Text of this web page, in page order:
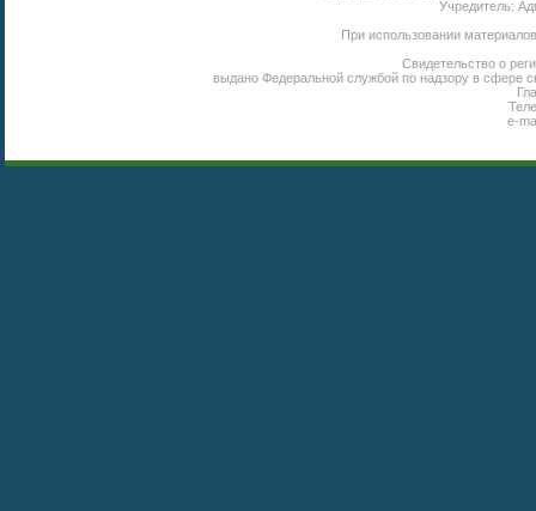
Учредитель:
При использовании
Свидетельство о
выдано Федеральной службой по надзору в сфере
e-